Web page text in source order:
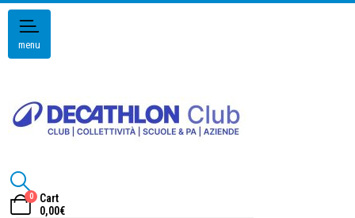
menu
0
Cart
0,00€